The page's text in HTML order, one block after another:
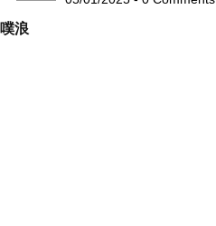
噗浪